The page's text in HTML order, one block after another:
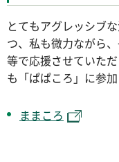
とてもアグレッシブ
つ、私も微力ながら
等で応援させていた
も「ぱぱころ」に参加
ままころ